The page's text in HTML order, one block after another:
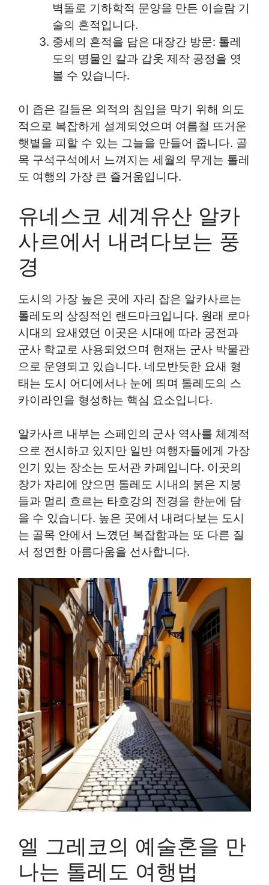
벽돌로 기하학적 문양을 만든 이슬람 기
술의 흔적입니다.
중세의 흔적을 담은 대장간 방문: 톨레
도의 명물인 칼과 갑옷 제작 공정을 엿
볼 수 있습니다.
이 좁은 길들은 외적의 침입을 막기 위해 의도
적으로 복잡하게 설계되었으며 여름철 뜨거운
햇볕을 피할 수 있는 그늘을 만들어 줍니다. 골
목 구석구석에서 느껴지는 세월의 무게는 톨레
도 여행의 가장 큰 즐거움입니다.
유네스코 세계유산 알카
사르에서 내려다보는 풍
경
도시의 가장 높은 곳에 자리 잡은 알카사르는
톨레도의 상징적인 랜드마크입니다. 원래 로마
시대의 요새였던 이곳은 시대에 따라 궁전과
군사 학교로 사용되었으며 현재는 군사 박물관
으로 운영되고 있습니다. 네모반듯한 요새 형
태는 도시 어디에서나 눈에 띄며 톨레도의 스
카이라인을 형성하는 핵심 요소입니다.
알카사르 내부는 스페인의 군사 역사를 체계적
으로 전시하고 있지만 일반 여행자들에게 가장
인기 있는 장소는 도서관 카페입니다. 이곳의
창가 자리에 앉으면 톨레도 시내의 붉은 지붕
들과 멀리 흐르는 타호강의 전경을 한눈에 담
을 수 있습니다. 높은 곳에서 내려다보는 도시
는 골목 안에서 느꼈던 복잡함과는 또 다른 질
서 정연한 아름다움을 선사합니다.
엘 그레코의 예술혼을 만
나는 톨레도 여행법